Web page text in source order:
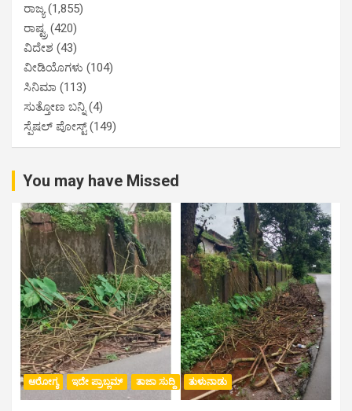
ರಾಜ್ಯ(1,855)
ರಾಷ್ಟ್ರ (420)
ವಿದೇಶ (43)
ವೀಡಿಯೊಗಳು (104)
ಸಿನಿಮಾ (113)
ಸುತ್ತೋಣ ಬನ್ನಿ(4)
ಸ್ಪೆಷಲ್ ಪೋಸ್ಟ್(149)
You may have Missed
ಆರೋಗ್ಯ ಇದೇ ಪ್ರಾಬ್ಲಮ್ ತಾಜಾ ಸುದ್ದಿ ತುಳುನಾಡು